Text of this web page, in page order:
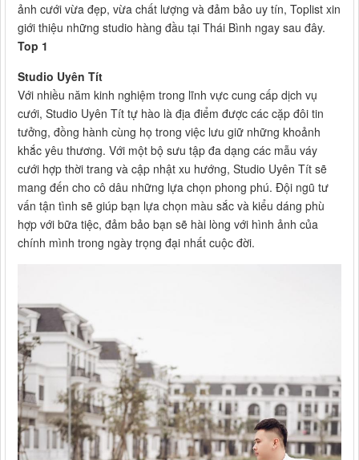
ảnh cưới vừa đẹp, vừa chất lượng và đảm bảo uy tín, Toplist xin
giới thiệu những studio hàng đầu tại Thái Bình ngay sau đây.
Top 1
Studio Uyên Tít
Với nhiều năm kinh nghiệm trong lĩnh vực cung cấp dịch vụ
cưới, Studio Uyên Tít tự hào là địa điểm được các cặp đôi tin
tưởng, đồng hành cùng họ trong việc lưu giữ những khoảnh
khắc yêu thương. Với một bộ sưu tập đa dạng các mẫu váy
cưới hợp thời trang và cập nhật xu hướng, Studio Uyên Tít sẽ
mang đến cho cô dâu những lựa chọn phong phú. Đội ngũ tư
vấn tận tình sẽ giúp bạn lựa chọn màu sắc và kiểu dáng phù
hợp với bữa tiệc, đảm bảo bạn sẽ hài lòng với hình ảnh của
chính mình trong ngày trọng đại nhất cuộc đời.